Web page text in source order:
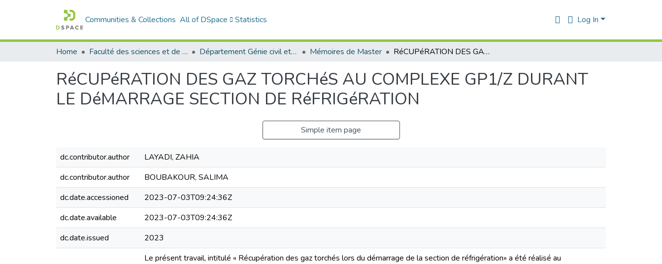
Communities & Collections All of DSpace Statistics Log In
Home Faculté des sciences et de la technologie Département Génie civil et Architecture Mémoires de Master RéCUPéRATION DES GAZ TORCHéS AU COMPLEXE GP1/Z DURANT LE DéMARRAGE SECTION DE RéFRIGéRATION
RéCUPéRATION DES GAZ TORCHéS AU COMPLEXE GP1/Z DURANT
LE DéMARRAGE SECTION DE RéFRIGéRATION
Simple item page
dc.contributor.author
LAYADI, ZAHIA
dc.contributor.author
BOUBAKOUR, SALIMA
dc.date.accessioned
2023-07-03T09:24:36Z
dc.date.available
2023-07-03T09:24:36Z
dc.date.issued
2023
Le présent travail, intitulé « Récupération des gaz torchés lors du démarrage de la section de réfrigération» a été réalisé au